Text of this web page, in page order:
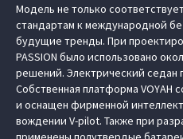
Модель не только
стандартам к международной
будущие тренды. При
PASSION было использовано
решений. Электрический седан
Cобственная платформа VOYAH
и оснащен фирменной
вождении V-pilot. Также при